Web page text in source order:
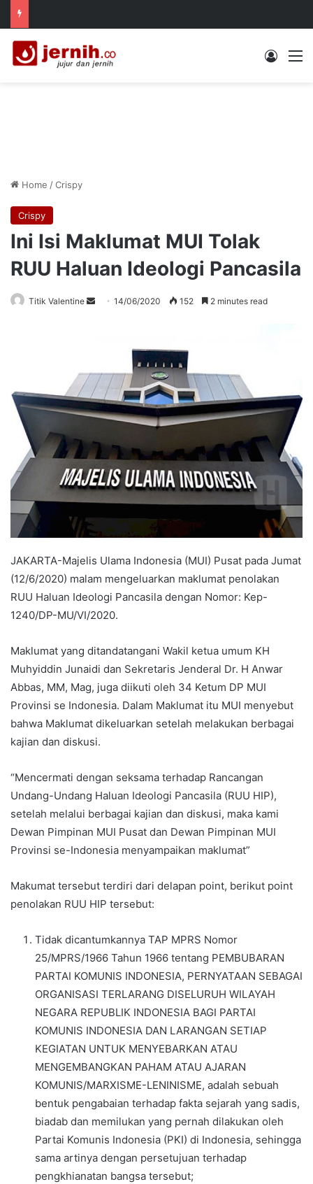
Log In
Home /Crispy
Crispy
Ini Isi Maklumat MUI Tolak
RUU Haluan Ideologi Pancasila
Titik Valentine
Send14/06/2020 152 2 minutes read
JAKARTA-Majelis Ulama Indonesia (MUI) Pusat pada Jumat
(12/6/2020) malam mengeluarkan maklumat penolakan
RUU Haluan Ideologi Pancasila dengan Nomor: Kep-
1240/DP-MU/VI/2020.
Maklumat yang ditandatangani Wakil ketua umum KH
Muhyiddin Junaidi dan Sekretaris Jenderal Dr. H Anwar
Abbas, MM, Mag, juga diikuti oleh 34 Ketum DP MUI
Provinsi se Indonesia. Dalam Maklumat itu MUI menyebut
bahwa Maklumat dikeluarkan setelah melakukan berbagai
kajian dan diskusi.
“Mencermati dengan seksama terhadap Rancangan
Undang-Undang Haluan Ideologi Pancasila (RUU HIP),
setelah melalui berbagai kajian dan diskusi, maka kami
Dewan Pimpinan MUI Pusat dan Dewan Pimpinan MUI
Provinsi se-Indonesia menyampaikan maklumat”
Makumat tersebut terdiri dari delapan point, berikut point
penolakan RUU HIP tersebut:
Tidak dicantumkannya TAP MPRS Nomor
25/MPRS/1966 Tahun 1966 tentang PEMBUBARAN
PARTAI KOMUNIS INDONESIA, PERNYATAAN SEBAGAI
ORGANISASI TERLARANG DISELURUH WILAYAH
NEGARA REPUBLIK INDONESIA BAGI PARTAI
KOMUNIS INDONESIA DAN LARANGAN SETIAP
KEGIATAN UNTUK MENYEBARKAN ATAU
MENGEMBANGKAN PAHAM ATAU AJARAN
KOMUNIS/MARXISME-LENINISME, adalah sebuah
bentuk pengabaian terhadap fakta sejarah yang sadis,
biadab dan memilukan yang pernah dilakukan oleh
Partai Komunis Indonesia (PKI) di Indonesia, sehingga
sama artinya dengan persetujuan terhadap
pengkhianatan bangsa tersebut;